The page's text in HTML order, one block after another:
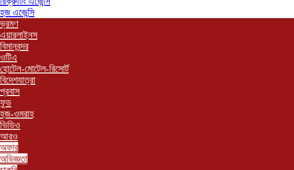
হজ এজেন্সি
ভ্রমণ
এয়ারলাইনস
বিমানবন্দর
ওটিএ
হোটেল-মোটেল-রিসোর্ট
বিদেশযাত্রা
প্রবাস
ফুড
হজ-ওমরাহ
ভিডিও
আরও
অফার
অভিজ্ঞতা